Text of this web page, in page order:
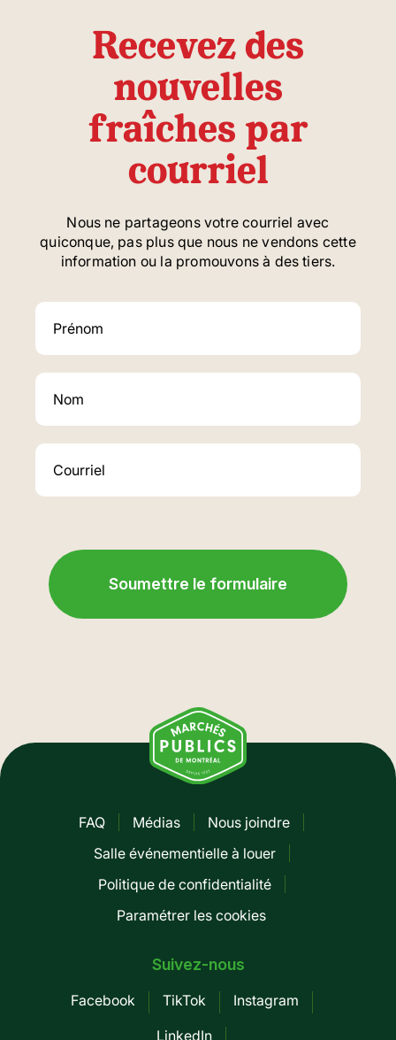
Recevez des
nouvelles
fraîches par
courriel
Nous ne partageons votre courriel avec
quiconque, pas plus que nous ne vendons cette
information ou la promouvons à des tiers.
FAQ Médias
Nous joindre
Salle événementielle à louer
Politique de confidentialité
Paramétrer les cookies
Suivez-nous
Facebook TikTok
Instagram
LinkedIn